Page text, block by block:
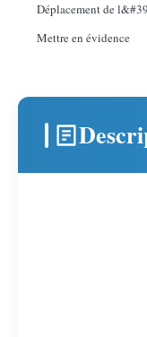
Déplacement de
Mettre en évidence